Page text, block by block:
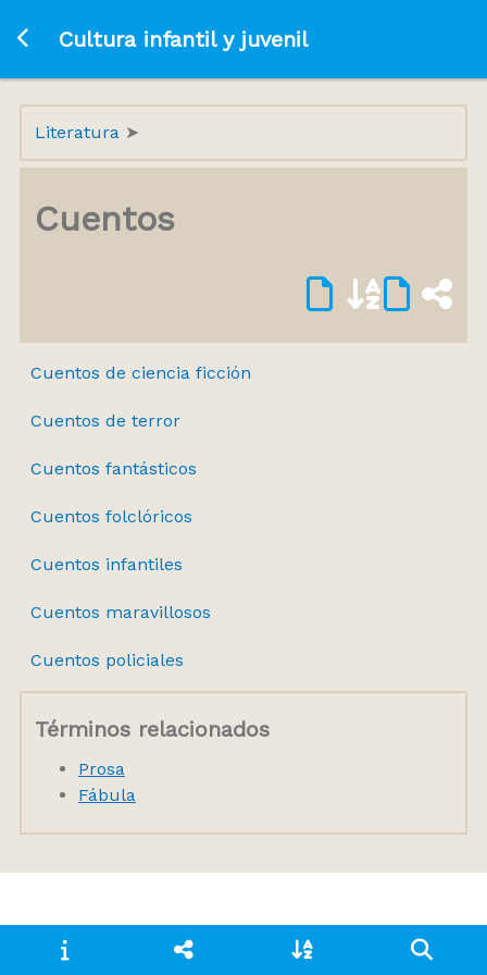
Ir a la página principal
Cultura infantil y juvenil
Literatura
Cuentos
Cuentos de ciencia ficción
Cuentos de terror
Cuentos fantásticos
Cuentos folclóricos
Cuentos infantiles
Cuentos maravillosos
Cuentos policiales
Términos relacionados
Prosa
Fábula